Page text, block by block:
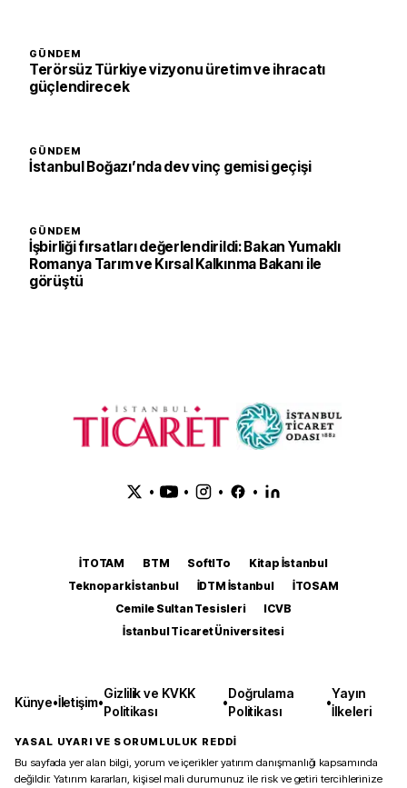
GÜNDEM
Terörsüz Türkiye vizyonu üretim ve ihracatı
güçlendirecek
GÜNDEM
İstanbul Boğazı’nda dev vinç gemisi geçişi
GÜNDEM
İşbirliği fırsatları değerlendirildi: Bakan Yumaklı
Romanya Tarım ve Kırsal Kalkınma Bakanı ile
görüştü
• • • •
İTOTAM BTM SoftITo
Kitap İstanbul
Teknopark İstanbul
İDTM İstanbul
İTOSAM
Cemile Sultan Tesisleri
ICVB
İstanbul Ticaret Üniversitesi
Künye•İletişim•
Gizlilik ve KVKK
Politikası
•
Doğrulama
Politikası
•
Yayın
İlkeleri
YASAL UYARI VE SORUMLULUK REDDİ
Bu sayfada yer alan bilgi, yorum ve içerikler yatırım danışmanlığı kapsamında
değildir. Yatırım kararları, kişisel mali durumunuz ile risk ve getiri tercihlerinize